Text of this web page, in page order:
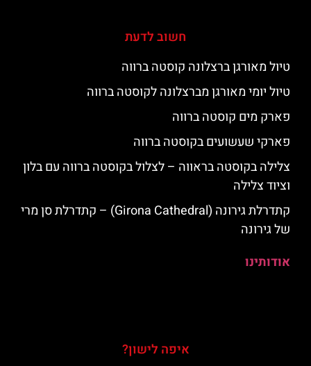
חשוב לדעת
טיול מאורגן ברצלונה קוסטה ברווה
טיול יומי מאורגן מברצלונה לקוסטה ברווה
פארק מים קוסטה ברווה
פארקי שעשועים בקוסטה ברווה
צלילה בקוסטה בראווה – לצלול בקוסטה ברווה עם בלון
וציוד צלילה
קתדרלת גירונה (Girona Cathedral) – קתדרלת סן מרי
של גירונה
אודותינו
איפה לישון?